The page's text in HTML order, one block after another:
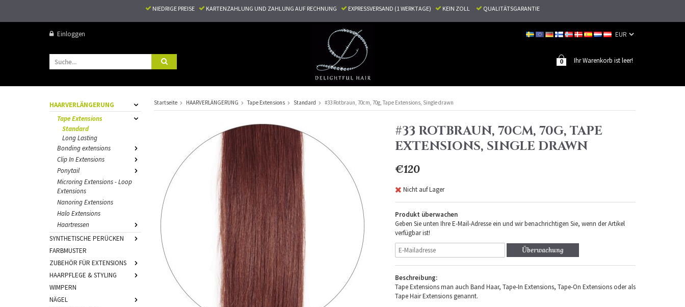
NIEDRIGE PREISE KARTENZAHLUNG UND ZAHLUNG AUF RECHNUNG EXPRESSVERSAND (1 WERKTAGE) KEIN ZOLL QUALITÄTSGARANTIE
Einloggen
Ihr Warenkorb ist leer!
0
HAARVERLÄNGERUNG
Tape Extensions
Standard
Long Lasting
Bonding extensions
Clip In Extensions
Ponytail
Microring Extensions - Loop
Extensions
Nanoring Extensions
Halo Extensions
Haartressen
SYNTHETISCHE PERÜCKEN
FARBMUSTER
ZUBEHÖR FÜR EXTENSIONS
HAARPFLEGE & STYLING
WIMPERN
NÄGEL
Startseite HAARVERLÄNGERUNG Tape Extensions Standard #33 Rotbraun, 70cm, 70g, Tape Extensions, Single drawn
#33 ROTBRAUN, 70CM, 70G, TAPE
EXTENSIONS, SINGLE DRAWN
€120
Nicht auf Lager
Produkt überwachen
Geben Sie unten Ihre E-Mail-Adresse ein und wir benachrichtigen Sie, wenn der Artikel
verfügbar ist!
Überwachung
Beschreibung:
Tape Extensions man auch Band Haar, Tape-In Extensions, Tape-On Extensions oder als
Tape Hair Extensions genannt.